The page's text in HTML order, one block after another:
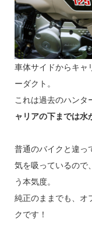
車体サイドからキャ
ーダクト。
これは過去のハンタ
ャリアの下までは水
普通のバイクと違っ
気を吸っているので
う本気度。
純正のままでも、オ
クです！